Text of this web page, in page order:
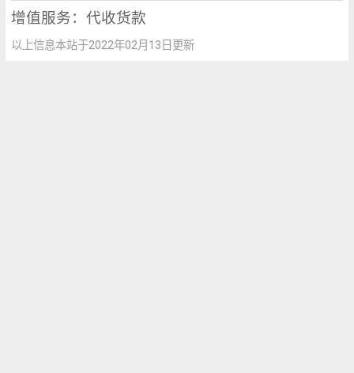
增值服务：代收货款
以上信息本站于2022年02月13日更新